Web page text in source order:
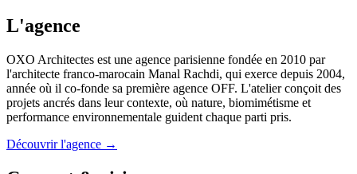
L'agence
OXO Architectes est une agence parisienne fondée en 2010 par
l'architecte franco-marocain Manal Rachdi, qui exerce depuis 2004,
année où il co-fonde sa première agence OFF. L'atelier conçoit des
projets ancrés dans leur contexte, où nature, biomimétisme et
performance environnementale guident chaque parti pris.
Découvrir l'agence →